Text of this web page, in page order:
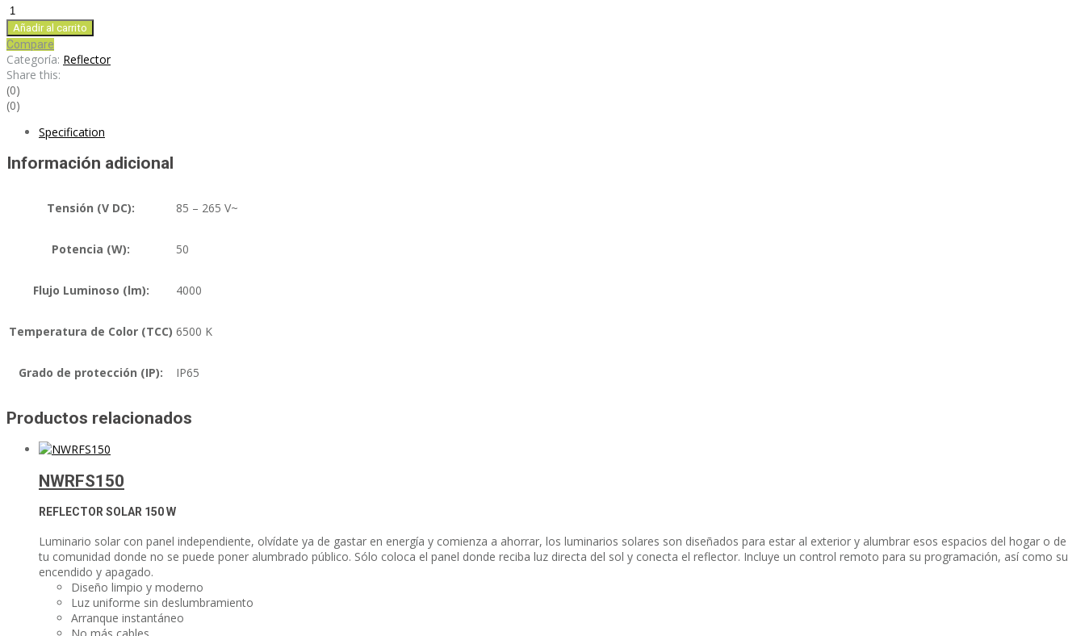
RF50SM
cantidad
Añadir al carrito
Compare
Categoría: Reflector
Share this:
(0)
(0)
Specification
Información adicional
Tensión (V DC): 85 – 265 V~
Potencia (W): 50
Flujo Luminoso (lm): 4000
Temperatura de Color (TCC) 6500 K
Grado de protección (IP): IP65
Productos relacionados
NWRFS150
REFLECTOR SOLAR 150 W
Luminario solar con panel independiente, olvídate ya de gastar en energía y comienza a ahorrar, los luminarios solares son diseñados para estar al exterior y alumbrar esos espacios del hogar o de
tu comunidad donde no se puede poner alumbrado público. Sólo coloca el panel donde reciba luz directa del sol y conecta el reflector. Incluye un control remoto para su programación, así como su
encendido y apagado.
Diseño limpio y moderno
Luz uniforme sin deslumbramiento
Arranque instantáneo